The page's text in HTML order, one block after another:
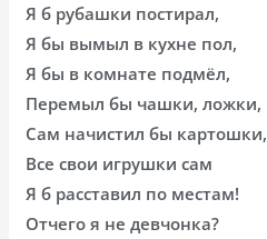
Я б рубашки постирал,
Я бы вымыл в кухне пол,
Я бы в комнате подмёл,
Перемыл бы чашки, ложки,
Сам начистил бы картошки,
Все свои игрушки сам
Я б расставил по местам!
Отчего я не девчонка?